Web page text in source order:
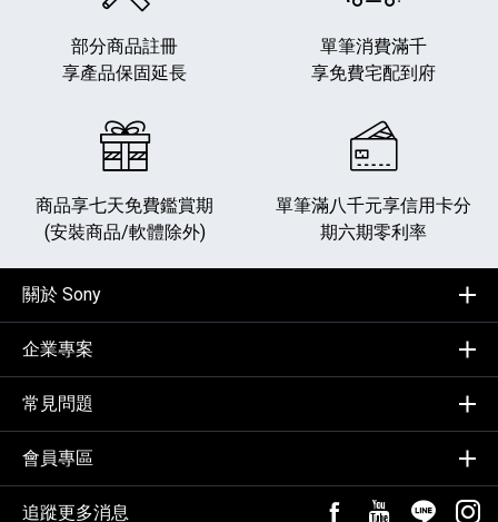
部分商品註冊
享產品保固延長
單筆消費滿千
享免費宅配到府
商品享七天免費鑑賞期
(安裝商品/軟體除外)
單筆滿八千元享信用卡分
期六期零利率
關於 Sony
企業專案
常見問題
會員專區
追蹤更多消息